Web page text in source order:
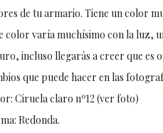
de tu armario. Tiene un color
color varía muchísimo con la luz,
incluso llegarás a creer que es
que puede hacer en las
Ciruela claro nº12 (ver foto)
Redonda.